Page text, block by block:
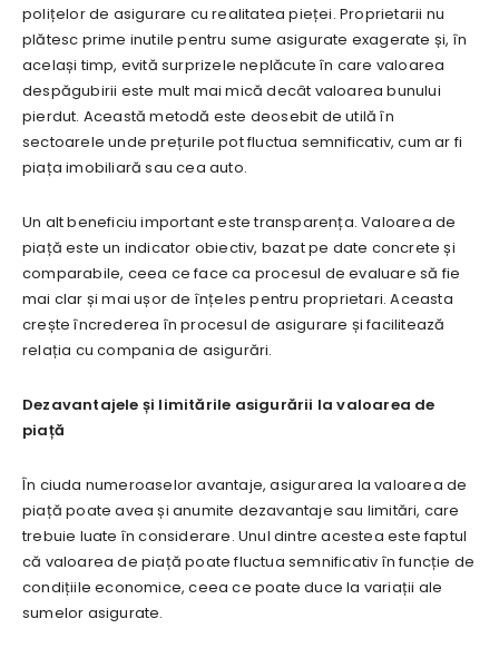
polițelor de asigurare cu realitatea pieței. Proprietarii nu
plătesc prime inutile pentru sume asigurate exagerate și, în
același timp, evită surprizele neplăcute în care valoarea
despăgubirii este mult mai mică decât valoarea bunului
pierdut. Această metodă este deosebit de utilă în
sectoarele unde prețurile pot fluctua semnificativ, cum ar fi
piața imobiliară sau cea auto.
Un alt beneficiu important este transparența. Valoarea de
piață este un indicator obiectiv, bazat pe date concrete și
comparabile, ceea ce face ca procesul de evaluare să fie
mai clar și mai ușor de înțeles pentru proprietari. Aceasta
crește încrederea în procesul de asigurare și facilitează
relația cu compania de asigurări.
Dezavantajele și limitările asigurării la valoarea de
piață
În ciuda numeroaselor avantaje, asigurarea la valoarea de
piață poate avea și anumite dezavantaje sau limitări, care
trebuie luate în considerare. Unul dintre acestea este faptul
că valoarea de piață poate fluctua semnificativ în funcție de
condițiile economice, ceea ce poate duce la variații ale
sumelor asigurate.